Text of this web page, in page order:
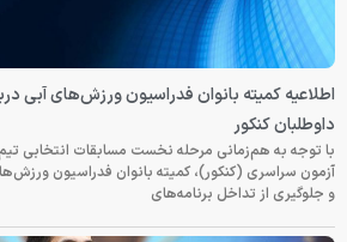
اطلاعیه کمیته بانوان فدراسیون ورزش‌های آبی
داوطلبان کنکور
با توجه به هم‌زمانی مرحله نخست مسابقات انتخابی تیم
آزمون سراسری (کنکور)، کمیته بانوان فدراسیون
و جلوگیری از تداخل برنامه‌های